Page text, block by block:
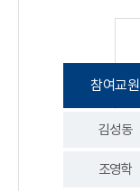
참여교원
김성동
조영학